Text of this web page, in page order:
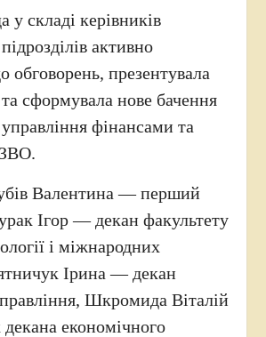
складі керівників
активно
обговорень, презентувала
сформувала нове бачення
фінансами та
Валентина — перший
Ігор — декан факультету
і міжнародних
Ірина — декан
Шкромида Віталій
економічного